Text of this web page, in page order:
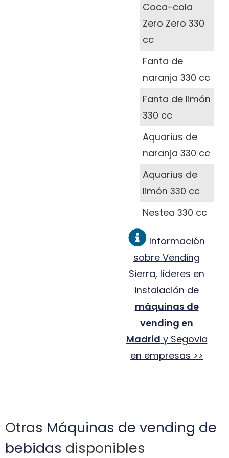
Coca-cola
Zero Zero 330
cc
Fanta de
naranja 330 cc
Fanta de limón
330 cc
Aquarius de
naranja 330 cc
Aquarius de
limón 330 cc
Nestea 330 cc
Información
sobre Vending
Sierra, líderes en
instalación de
máquinas de
vending en
Madrid y Segovia
en empresas >>
Otras Máquinas de vending de
bebidas disponibles